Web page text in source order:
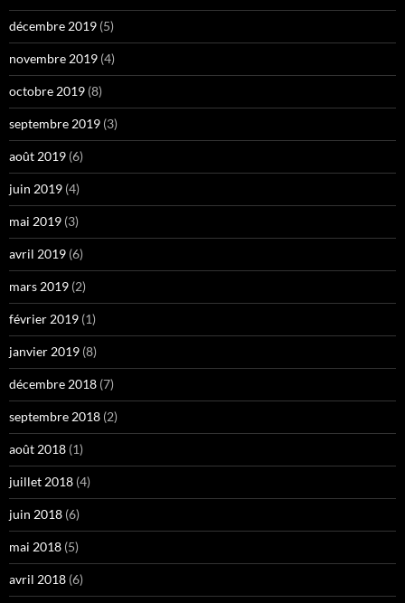
décembre 2019 (5)
novembre 2019 (4)
octobre 2019 (8)
septembre 2019 (3)
août 2019 (6)
juin 2019 (4)
mai 2019 (3)
avril 2019 (6)
mars 2019 (2)
février 2019 (1)
janvier 2019 (8)
décembre 2018 (7)
septembre 2018 (2)
août 2018 (1)
juillet 2018 (4)
juin 2018 (6)
mai 2018 (5)
avril 2018 (6)